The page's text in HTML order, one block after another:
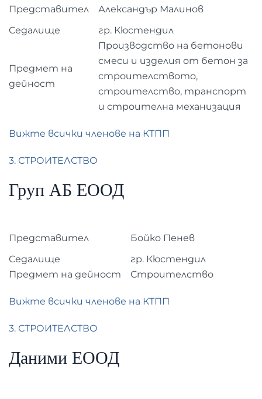
Представител
Александър Малинов
Седалище
гр. Кюстендил
Предмет на
дейност
Производство на бетонови
смеси и изделия от бетон за
строителството,
строителство, транспорт
и строителна механизация
Вижте всички членове на КТПП
3. СТРОИТЕЛСТВО
Груп АБ ЕООД
Представител
Бойко Пенев
Седалище
гр. Кюстендил
Предмет на дейност
Строителство
Вижте всички членове на КТПП
3. СТРОИТЕЛСТВО
Даними ЕООД